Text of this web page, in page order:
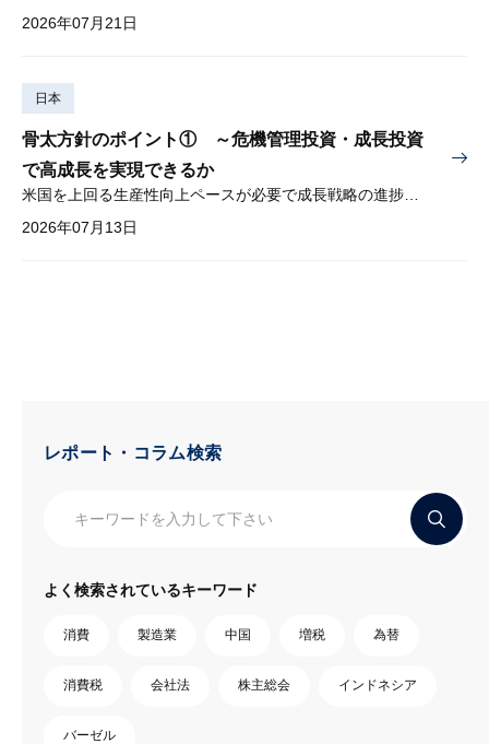
2026年07月21日
日本
骨太方針のポイント① ～危機管理投資・成長投資
で高成長を実現できるか
米国を上回る生産性向上ペースが必要で成長戦略の進捗管理も課題
2026年07月13日
レポート・コラム検索
よく検索されているキーワード
消費 製造業 中国 増税 為替
消費税 会社法 株主総会 インドネシア
バーゼル